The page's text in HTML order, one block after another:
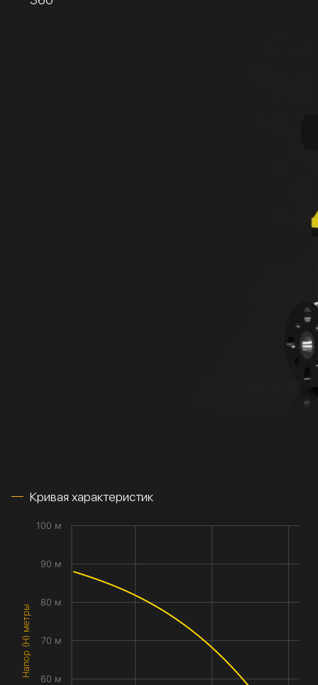
Кривая характеристик
Напор (H) метры
60 м
70 м
80 м
90 м
100 м